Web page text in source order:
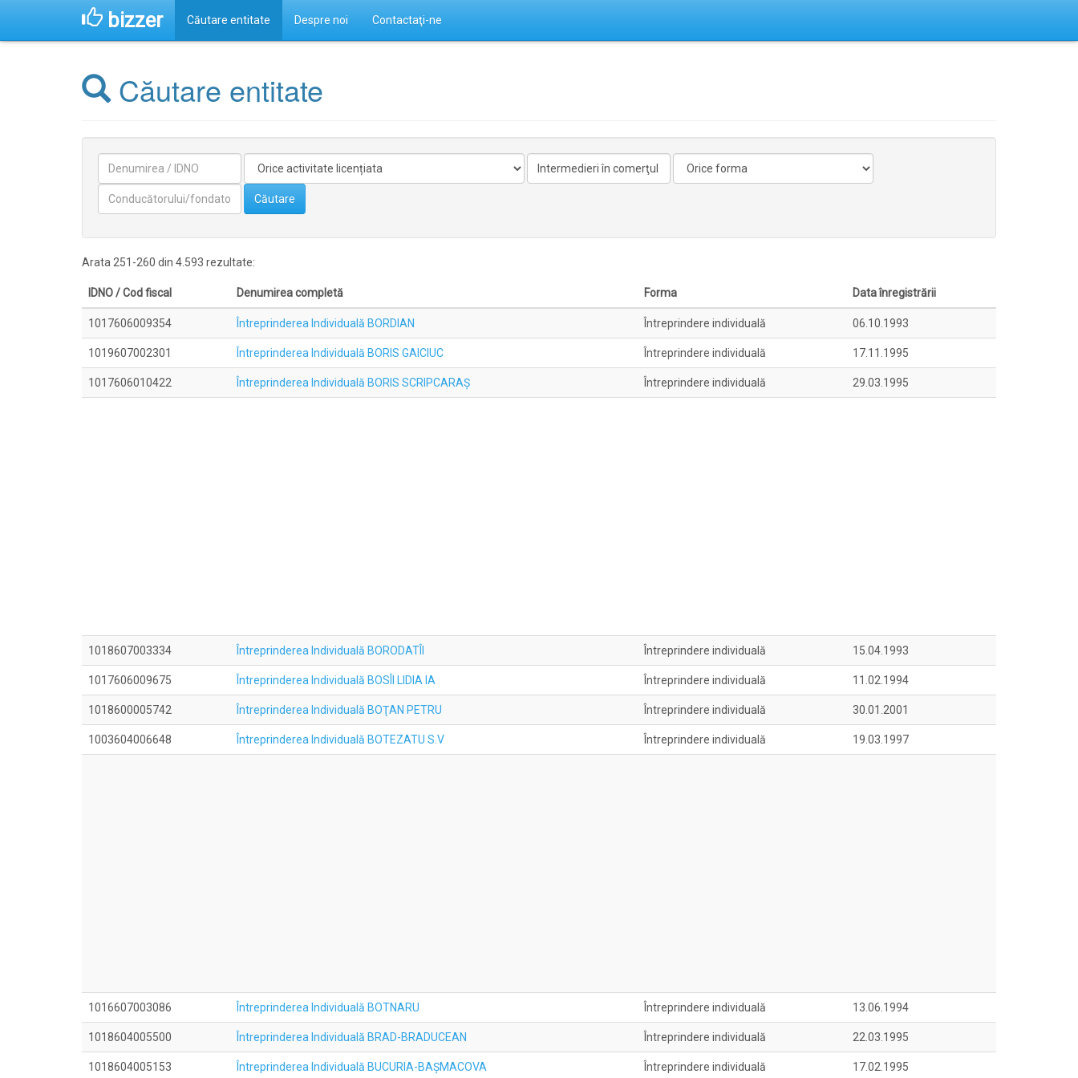
bizzer Căutare entitate Despre noi Contactaţi-ne
Căutare entitate
licentiata
nelicentiata
Căutare
Arata 251-260 din 4.593 rezultate:
IDNO / Cod fiscal Denumirea completă Forma Data înregistrării
1017606009354 Întreprinderea Individuală BORDIAN Întreprindere individuală 06.10.1993
1019607002301 Întreprinderea Individuală BORIS GAICIUC Întreprindere individuală 17.11.1995
1017606010422 Întreprinderea Individuală BORIS SCRIPCARAŞ Întreprindere individuală 29.03.1995
1018607003334 Întreprinderea Individuală BORODATÎI Întreprindere individuală 15.04.1993
1017606009675 Întreprinderea Individuală BOSÎI LIDIA IA Întreprindere individuală 11.02.1994
1018600005742 Întreprinderea Individuală BOŢAN PETRU Întreprindere individuală 30.01.2001
1003604006648 Întreprinderea Individuală BOTEZATU S.V Întreprindere individuală 19.03.1997
1016607003086 Întreprinderea Individuală BOTNARU Întreprindere individuală 13.06.1994
1018604005500 Întreprinderea Individuală BRAD-BRADUCEAN Întreprindere individuală 22.03.1995
1018604005153 Întreprinderea Individuală BUCURIA-BAŞMACOVA Întreprindere individuală 17.02.1995